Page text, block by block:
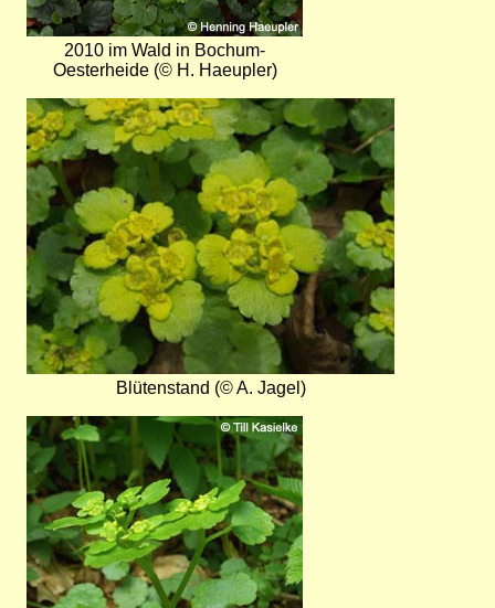
2010 im Wald in Bochum-
Oesterheide (© H. Haeupler)
Bild
Blütenstand (© A. Jagel)
Bild